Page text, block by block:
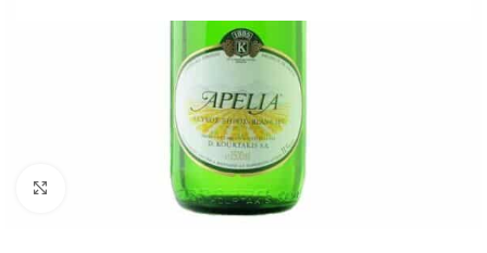
Click to enlarge